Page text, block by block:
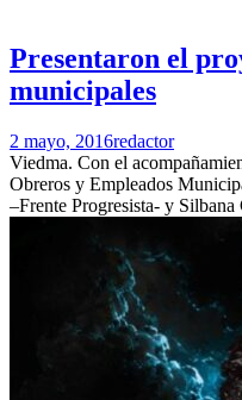
Presentaron el
municipales
2 mayo, 2016redactor
Viedma. Con el
Obreros y Empleados
–Frente Progresista- y